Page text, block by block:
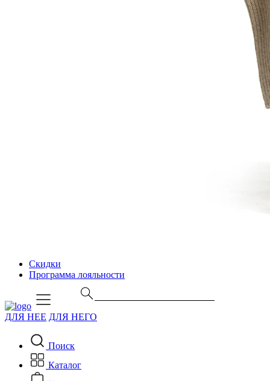
Скидки
Программа лояльности
ДЛЯ НЕЕ ДЛЯ НЕГО
Поиск
Каталог